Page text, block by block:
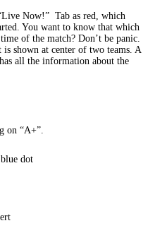
Now!” Tab as red, which
You want to know that which
of the match? Don’t be panic.
shown at center of two teams. A
all the information about the
on “A+”.
dot